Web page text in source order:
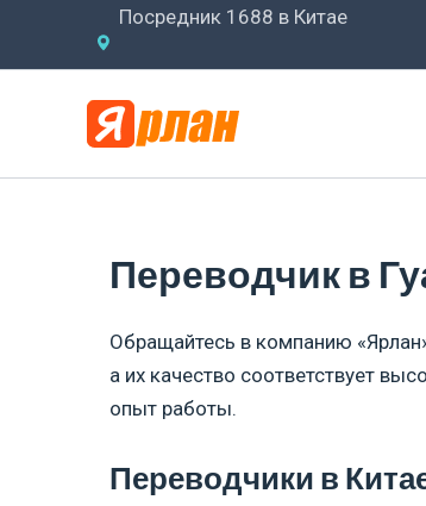
Посредник 1688 в Китае
Переводчик в
Обращайтесь в компанию
а их качество соответствует
опыт работы.
Переводчики в